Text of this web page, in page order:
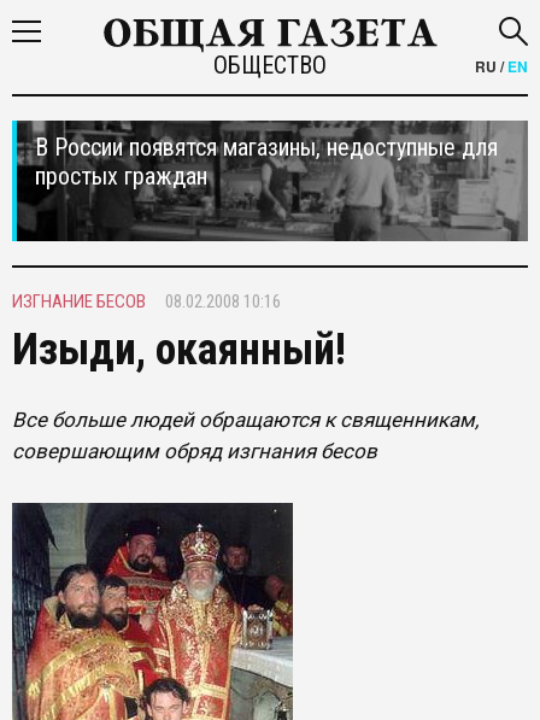
ОБЩЕСТВО RU /EN
В России появятся магазины, недоступные для
простых граждан
ИЗГНАНИЕ БЕСОВ 08.02.2008 10:16
Изыди, окаянный!
Все больше людей обращаются к священникам,
совершающим обряд изгнания бесов